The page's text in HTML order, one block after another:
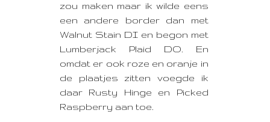
zou maken maar ik wilde eens
een andere border dan met
Walnut Stain DI en begon met
Lumberjack Plaid DO. En
omdat er ook roze en oranje in
de plaatjes zitten voegde ik
daar Rusty Hinge en Picked
Raspberry aan toe.